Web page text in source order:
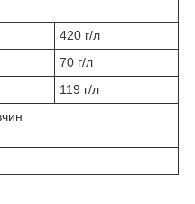
420 г/л
70 г/л
119 г/л